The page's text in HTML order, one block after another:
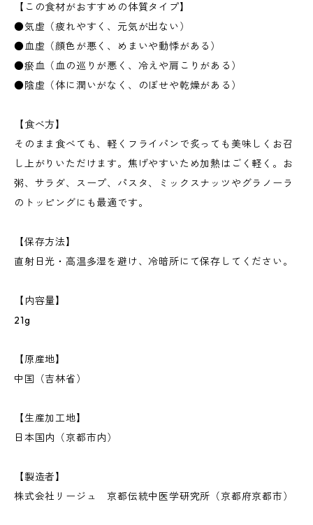
【この食材がおすすめの体質タイプ】
●気虚（疲れやすく、元気が出ない）
●血虚（顔色が悪く、めまいや動悸がある）
●瘀血（血の巡りが悪く、冷えや肩こりがある）
●陰虚（体に潤いがなく、のぼせや乾燥がある）
【食べ方】
そのまま食べても、軽くフライパンで炙っても美味しくお召
し上がりいただけます。焦げやすいため加熱はごく軽く。お
粥、サラダ、スープ、パスタ、ミックスナッツやグラノーラ
のトッピングにも最適です。
【保存方法】
直射日光・高温多湿を避け、冷暗所にて保存してください。
【内容量】
21g
【原産地】
中国（吉林省）
【生産加工地】
日本国内（京都市内）
【製造者】
株式会社リージュ 京都伝統中医学研究所（京都府京都市）